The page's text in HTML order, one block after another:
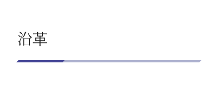
沿革